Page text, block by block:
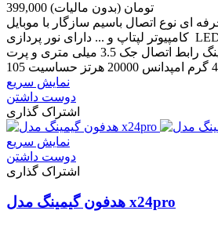
399,000 تومان (بدون مالیات)
ای نوع اتصال باسیم سازگار با موبایل
کامپیوتر لپتاپ و ... دارای نور پردازی LED کابل ضخیم کنفی
مناسب برای گیمینگ رابط اتصال جک 3.5 میلی متری و پرت usb
نمایش سریع
دوست داشتن
اشتراک گذاری
نمایش سریع
دوست داشتن
اشتراک گذاری
هدفون گیمینگ مدل x24pro